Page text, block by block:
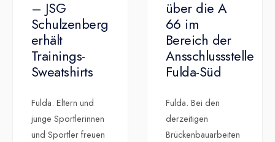
über die A
66 im
Bereich der
Ansschlussstelle
Fulda-Süd
Fulda. Bei den
derzeitigen
Brückenbauarbeiten
– JSG
Schulzenberg
erhält
Trainings-
Sweatshirts
Fulda. Eltern und
junge Sportlerinnen
und Sportler freuen